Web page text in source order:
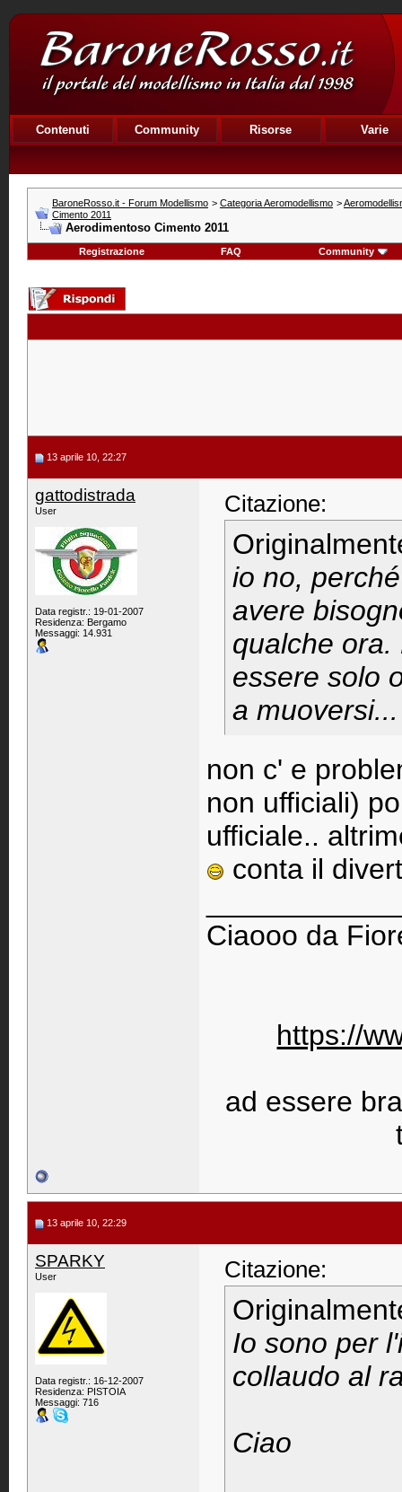
Contenuti Community Risorse Varie
BaroneRosso.it - Forum Modellismo > Categoria Aeromodellismo >
Cimento 2011
Aerodimentoso Cimento 2011
Registrazione FAQ Community
13 aprile 10, 22:27
gattodistrada
User
Data registr.: 19-01-2007
Residenza: Bergamo
Messaggi: 14.931
Citazione:
io no,
avere
qualche
essere solo
a muoversi...
non c' e
non ufficiali)
ufficiale..
conta il
Ciaooo da
https://
ad essere
13 aprile 10, 22:29
SPARKY
User
Data registr.: 16-12-2007
Residenza: PISTOIA
Messaggi: 716
Citazione:
Io sono per
collaudo al
Ciao